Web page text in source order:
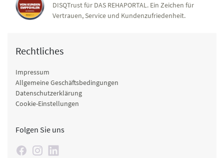
DISQTrust für DAS REHAPORTAL. Ein Zeichen für
Vertrauen, Service und Kundenzufriedenheit.
Rechtliches
Impressum
Allgemeine Geschäftsbedingungen
Datenschutzerklärung
Cookie-Einstellungen
Folgen Sie uns